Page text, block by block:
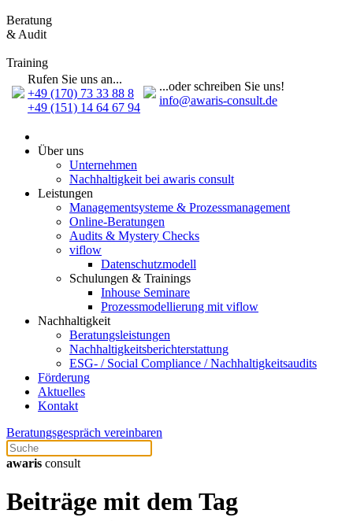
Beratung
& Audit
Training
Rufen Sie uns an...
+49 (170) 73 33 88 8
+49 (151) 14 64 67 94
...oder schreiben Sie uns!
info@awaris-consult.de
Über uns
Unternehmen
Nachhaltigkeit bei awaris consult
Leistungen
Management­systeme & Prozess­management
Online-Beratungen
Audits & Mystery Checks
viflow
Datenschutzmodell
Schulungen & Trainings
Inhouse Seminare
Prozessmodellierung mit viflow
Nachhaltigkeit
Beratungsleistungen
Nachhaltigkeitsberichterstattung
ESG- / Social Compliance / Nachhaltigkeitsaudits
Förderung
Aktuelles
Kontakt
Beratungsgespräch vereinbaren
awaris consult
Beiträge mit dem Tag